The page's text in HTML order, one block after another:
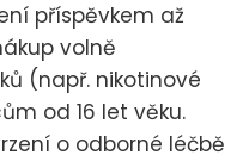
příspěvkem až
volně
(např. nikotinové
od 16 let věku.
o odborné léčbě